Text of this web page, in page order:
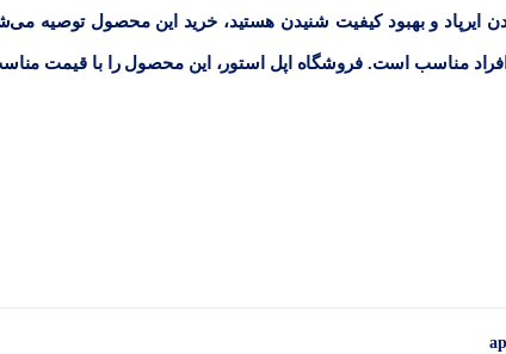
ایرپاد و بهبود کیفیت شنیدن هستید، خرید این محصول توصیه
مناسب است. فروشگاه اپل استور، این محصول را با قیمت